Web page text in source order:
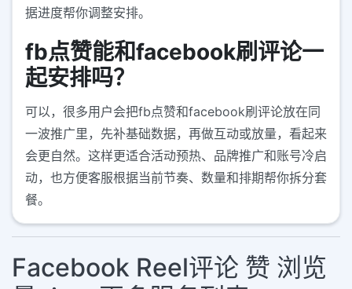
据进度帮你调整安排。
fb点赞能和facebook刷评论一
起安排吗？
可以，很多用户会把fb点赞和facebook刷评论放在同
一波推广里，先补基础数据，再做互动或放量，看起来
会更自然。这样更适合活动预热、品牌推广和账号冷启
动，也方便客服根据当前节奏、数量和排期帮你拆分套
餐。
Facebook Reel评论 赞 浏览